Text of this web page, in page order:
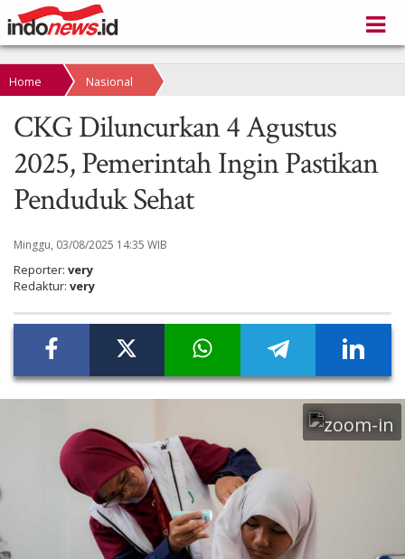
Home Nasional
CKG Diluncurkan 4 Agustus
2025, Pemerintah Ingin Pastikan
Penduduk Sehat
Minggu, 03/08/2025 14:35 WIB
Reporter: very
Redaktur: very